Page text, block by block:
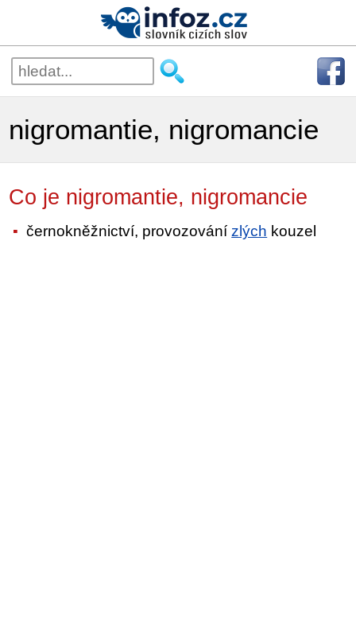
nigromantie, nigromancie
Co je nigromantie, nigromancie
černokněžnictví, provozovánízlých kouzel